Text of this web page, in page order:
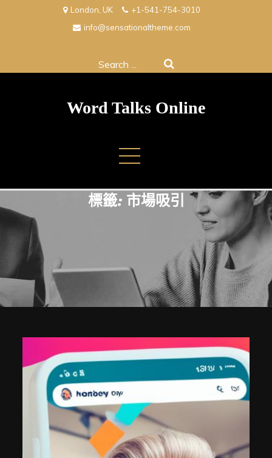
London, UK
+1-541-754-3010
info@sensationaltheme.com
Search
Word Talks Online
標籤: 市場吸引